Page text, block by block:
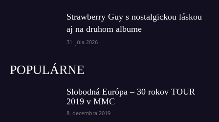
Strawberry Guy s nostalgickou láskou
aj na druhom albume
31. júla 2026
POPULÁRNE
Slobodná Európa – 30 rokov TOUR
2019 v MMC
8. decembra 2019